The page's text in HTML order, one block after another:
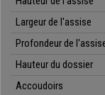
avec 4 pieds,
l’assise et du
disponible en
Largeur de l'assise
Profondeur de
Hauteur du dossier
Accoudoirs